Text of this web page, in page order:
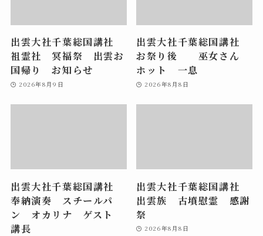
出雲大社千葉総国講社
祖霊社 冥福祭 出雲お
国帰り お知らせ
2026年8月9日
出雲大社千葉総国講社
お祭り後 巫女さん
ホット 一息
2026年8月8日
出雲大社千葉総国講社
奉納演奏 スチールパ
ン オカリナ ゲスト
講長
出雲大社千葉総国講社
出雲族 古墳慰霊 感謝
祭
2026年8月8日